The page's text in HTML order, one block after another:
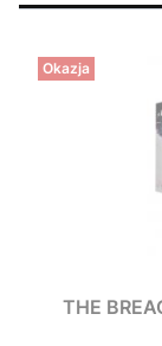
Okazja
THE